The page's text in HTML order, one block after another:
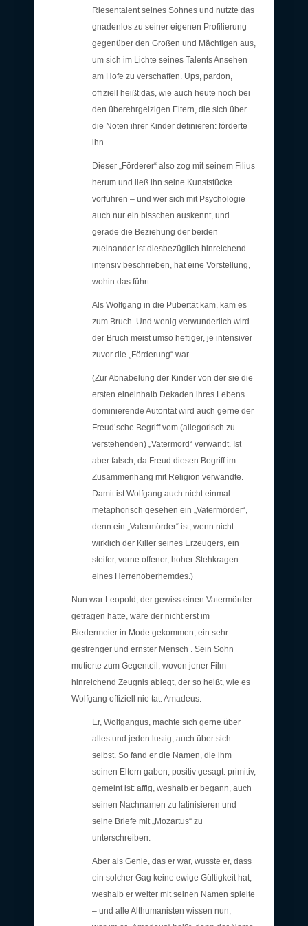
Riesentalent seines Sohnes und nutzte das
gnadenlos zu seiner eigenen Profilierung
gegenüber den Großen und Mächtigen aus,
um sich im Lichte seines Talents Ansehen
am Hofe zu verschaffen. Ups, pardon,
offiziell heißt das, wie auch heute noch bei
den überehrgeizigen Eltern, die sich über
die Noten ihrer Kinder definieren: förderte
ihn.
Dieser „Förderer“ also zog mit seinem Filius
herum und ließ ihn seine Kunststücke
vorführen – und wer sich mit Psychologie
auch nur ein bisschen auskennt, und
gerade die Beziehung der beiden
zueinander ist diesbezüglich hinreichend
intensiv beschrieben, hat eine Vorstellung,
wohin das führt.
Als Wolfgang in die Pubertät kam, kam es
zum Bruch. Und wenig verwunderlich wird
der Bruch meist umso heftiger, je intensiver
zuvor die „Förderung“ war.
(Zur Abnabelung der Kinder von der sie die
ersten eineinhalb Dekaden ihres Lebens
dominierende Autorität wird auch gerne der
Freud’sche Begriff vom (allegorisch zu
verstehenden) „Vatermord“ verwandt. Ist
aber falsch, da Freud diesen Begriff im
Zusammenhang mit Religion verwandte.
Damit ist Wolfgang auch nicht einmal
metaphorisch gesehen ein „Vatermörder“,
denn ein „Vatermörder“ ist, wenn nicht
wirklich der Killer seines Erzeugers, ein
steifer, vorne offener, hoher Stehkragen
eines Herrenoberhemdes.)
Nun war Leopold, der gewiss einen Vatermörder
getragen hätte, wäre der nicht erst im
Biedermeier in Mode gekommen, ein sehr
gestrenger und ernster Mensch . Sein Sohn
mutierte zum Gegenteil, wovon jener Film
hinreichend Zeugnis ablegt, der so heißt, wie es
Wolfgang offiziell nie tat: Amadeus.
Er, Wolfgangus, machte sich gerne über
alles und jeden lustig, auch über sich
selbst. So fand er die Namen, die ihm
seinen Eltern gaben, positiv gesagt: primitiv,
gemeint ist: affig, weshalb er begann, auch
seinen Nachnamen zu latinisieren und
seine Briefe mit „Mozartus“ zu
unterschreiben.
Aber als Genie, das er war, wusste er, dass
ein solcher Gag keine ewige Gültigkeit hat,
weshalb er weiter mit seinen Namen spielte
– und alle Althumanisten wissen nun,